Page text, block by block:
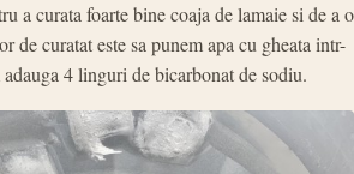
a curata foarte bine coaja de lamaie si de a o
de curatat este sa punem apa cu gheata intr-
4 linguri de bicarbonat de sodiu.